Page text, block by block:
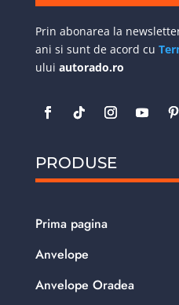
Prin abonarea la
ani si sunt de acord cu
ului autorado.ro
PRODUSE
Prima pagina
Anvelope
Anvelope Oradea